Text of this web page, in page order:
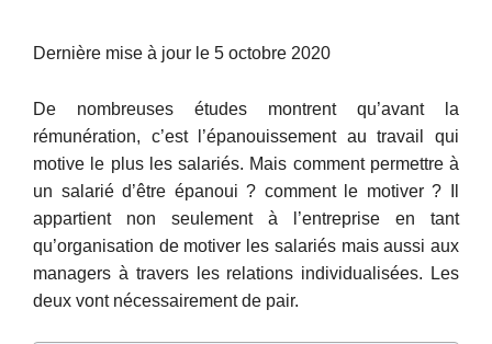
Dernière mise à jour le 5 octobre 2020
De nombreuses études montrent qu’avant la
rémunération, c’est l’épanouissement au travail qui
motive le plus les salariés. Mais comment permettre à
un salarié d’être épanoui ? comment le motiver ? Il
appartient non seulement à l’entreprise en tant
qu’organisation de motiver les salariés mais aussi aux
managers à travers les relations individualisées. Les
deux vont nécessairement de pair.